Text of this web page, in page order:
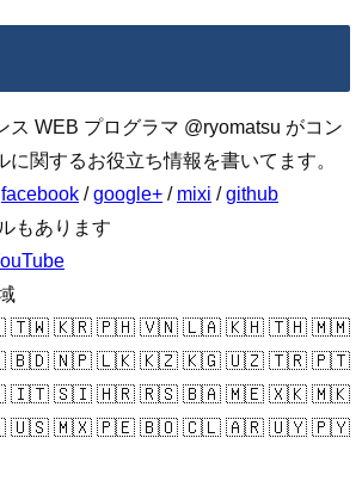
ス WEB プログラマ @ryomatsu がコン
に関するお役立ち情報を書いてます。
facebook /google+ / mixi /github
もあります
🇹🇼 🇰🇷 🇵🇭 🇻🇳 🇱🇦 🇰🇭 🇹🇭 🇲🇲
🇧🇩 🇳🇵 🇱🇰 🇰🇿 🇰🇬 🇺🇿 🇹🇷 🇵🇹
🇮🇹 🇸🇮 🇭🇷 🇷🇸 🇧🇦 🇲🇪 🇽🇰 🇲🇰
🇺🇸 🇲🇽 🇵🇪 🇧🇴 🇨🇱 🇦🇷 🇺🇾 🇵🇾